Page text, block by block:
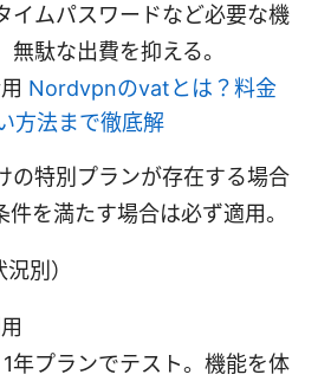
イムパスワードなど必要な機
無駄な出費を抑える。
Nordvpnのvatとは？料金
方法まで徹底解
の特別プランが存在する場合
件を満たす場合は必ず適用。
別）
年プランでテスト。機能を体